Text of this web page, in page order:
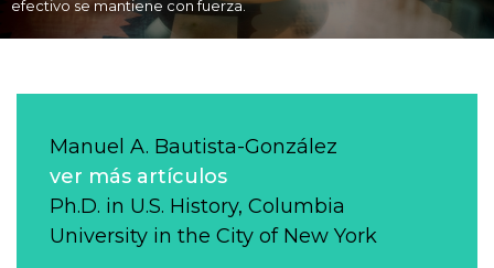
efectivo se mantiene con fuerza.
Manuel A. Bautista-González
ver más artículos
Ph.D. in U.S. History, Columbia
University in the City of New York